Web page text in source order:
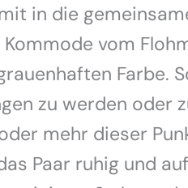
in die
vom
Farbe.
zu werden oder
mehr dieser
Paar ruhig und